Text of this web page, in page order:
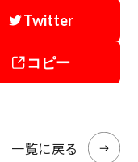
Twitter
コピー
一覧に戻る